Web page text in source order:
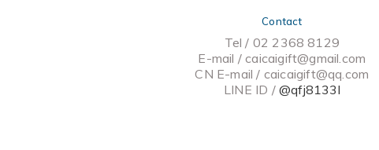
Contact
Tel / 02 2368 8129
E-mail / caicaigift@gmail.com
CN E-mail / caicaigift@qq.com
LINE ID / @qfj8133l